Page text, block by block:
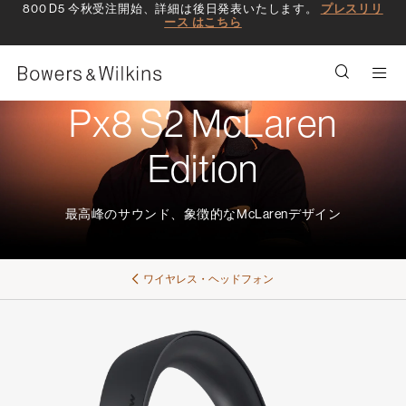
800 D5 今秋受注開始、詳細は後日発表いたします。 プレスリリ
ース はこちら
Px8 S2 McLaren
Edition
最高峰のサウンド、象徴的なMcLarenデザイン
ワイヤレス・ヘッドフォン​